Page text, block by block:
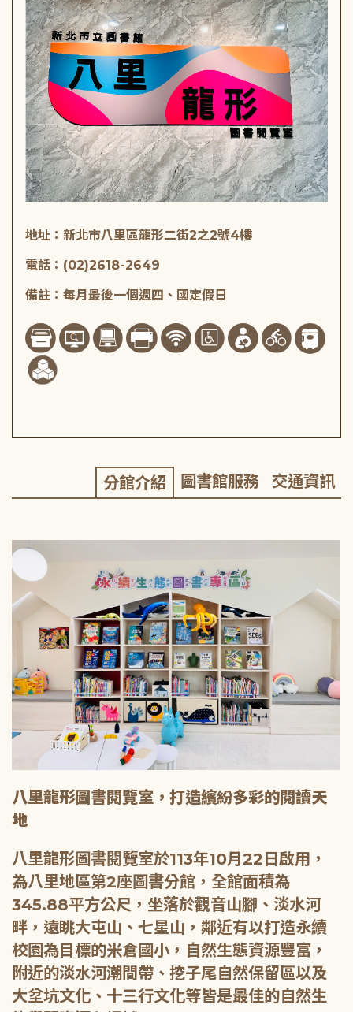
地址：新北市八里區龍形二街2之2號4樓
電話：(02)2618-2649
備註：每月最後一個週四、國定假日
分館介紹 圖書館服務 交通資訊
八里龍形圖書閱覽室，打造繽紛多彩的閱讀天
地
八里龍形圖書閱覽室於113年10月22日啟用，
為八里地區第2座圖書分館，全館面積為
345.88平方公尺，坐落於觀音山腳、淡水河
畔，遠眺大屯山、七星山，鄰近有以打造永續
校園為目標的米倉國小，自然生態資源豐富，
附近的淡水河潮間帶、挖子尾自然保留區以及
大坌坑文化、十三行文化等皆是最佳的自然生